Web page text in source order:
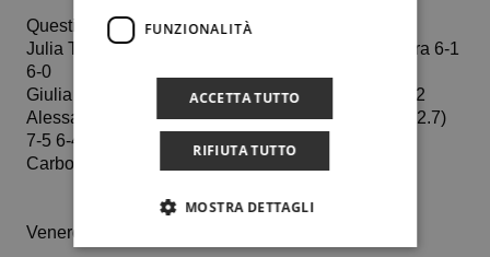
Questi i risultati
Julia Terziyska (Bul) n. 543 Wta b. Elisabetta Allegra 6-1
6-0
Giulia Carbonaro n. 908 Wta b. Giorgia Patti 6-1 6-2
Alessandra Fiorillo b. Tiziana Rossini (classificata 2.7)
7-5 6-4
Carbonaro – Rossini b. Patti – Tutone 6-0 6-2
Venerdì 2 giugno Ct Palermo – Tennis Beinasco
FUNZIONALITÀ
ACCETTA TUTTO
RIFIUTA TUTTO
MOSTRA DETTAGLI